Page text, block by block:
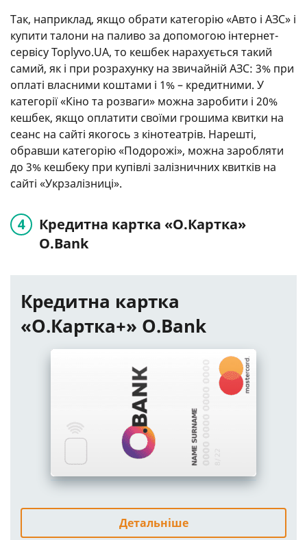
Так, наприклад, якщо обрати категорію «Авто і АЗС» і
купити талони на паливо за допомогою інтернет-
сервісу Toplyvo.UA, то кешбек нарахується такий
самий, як і при розрахунку на звичайній АЗС: 3% при
оплаті власними коштами і 1% – кредитними. У
категорії «Кіно та розваги» можна заробити і 20%
кешбек, якщо оплатити своїми грошима квитки на
сеанс на сайті якогось з кінотеатрів. Нарешті,
обравши категорію «Подорожі», можна заробляти
до 3% кешбеку при купівлі залізничних квитків на
сайті «Укрзалізниці».
Кредитна картка «O.Картка»
O.Bank
Кредитна картка
«O.Картка+» O.Bank
Детальніше